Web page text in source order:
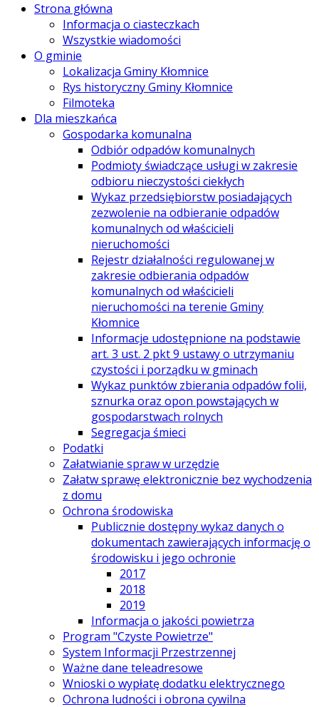
Strona główna
Informacja o ciasteczkach
Wszystkie wiadomości
O gminie
Lokalizacja Gminy Kłomnice
Rys historyczny Gminy Kłomnice
Filmoteka
Dla mieszkańca
Gospodarka komunalna
Odbiór odpadów komunalnych
Podmioty świadczące usługi w zakresie
odbioru nieczystości ciekłych
Wykaz przedsiębiorstw posiadających
zezwolenie na odbieranie odpadów
komunalnych od właścicieli
nieruchomości
Rejestr działalności regulowanej w
zakresie odbierania odpadów
komunalnych od właścicieli
nieruchomości na terenie Gminy
Kłomnice
Informacje udostępnione na podstawie
art. 3 ust. 2 pkt 9 ustawy o utrzymaniu
czystości i porządku w gminach
Wykaz punktów zbierania odpadów folii,
sznurka oraz opon powstających w
gospodarstwach rolnych
Segregacja śmieci
Podatki
Załatwianie spraw w urzędzie
Załatw sprawę elektronicznie bez wychodzenia
z domu
Ochrona środowiska
Publicznie dostępny wykaz danych o
dokumentach zawierających informację o
środowisku i jego ochronie
2017
2018
2019
Informacja o jakości powietrza
Program "Czyste Powietrze"
System Informacji Przestrzennej
Ważne dane teleadresowe
Wnioski o wypłatę dodatku elektrycznego
Ochrona ludności i obrona cywilna